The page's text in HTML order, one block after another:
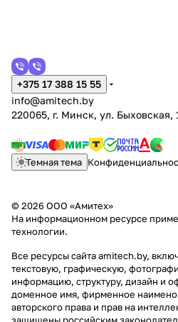
+375 17 388 15 55
info@amitech.by
220065, г. Минск, ул. Быховская,
Темная тема
© 2026 ООО «Амитех»
На информационном ресурсе
технологии.
Все ресурсы сайта amitech.by,
текстовую, графическую,
информацию, структуру, дизайн и
доменное имя, фирменное
авторского права и прав на